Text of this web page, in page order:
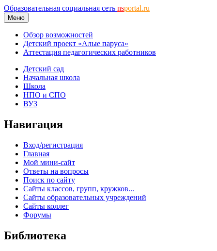
Образовательная социальная сеть nsportal.ru
Меню
Обзор возможностей
Детский проект «Алые паруса»
Аттестация педагогических работников
Детский сад
Начальная школа
Школа
НПО и СПО
ВУЗ
Навигация
Вход/регистрация
Главная
Мой мини-сайт
Ответы на вопросы
Поиск по сайту
Сайты классов, групп, кружков...
Сайты образовательных учреждений
Сайты коллег
Форумы
Библиотека